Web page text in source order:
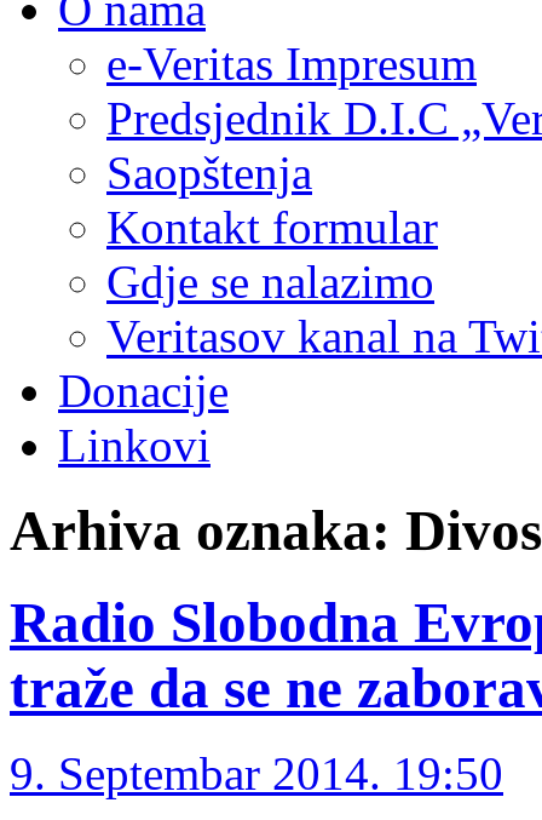
e-Veritas Impresum
Predsjednik D.I.C
Saopštenja
Kontakt formular
Gdje se nalazimo
Veritasov kanal na
Donacije
Linkovi
Arhiva oznaka:
Radio Slobodna
traže da se ne
9. Septembar 2014. 19:50